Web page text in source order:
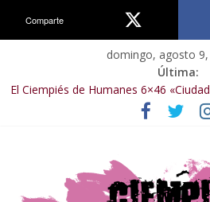
domingo, agosto 9,
Última:
El Ciempiés de Humanes 6×46
El Ciempiés de Humanes 6×50
final de la sexta temporada»
El Ciempiés de Humanes 6×48 «El
El Ciempiés de Humanes 6×47 «De
Comparte